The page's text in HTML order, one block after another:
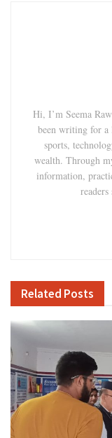
Hi, I’m Seema
been writing for
sports,
wealth. Through
information,
Related Posts